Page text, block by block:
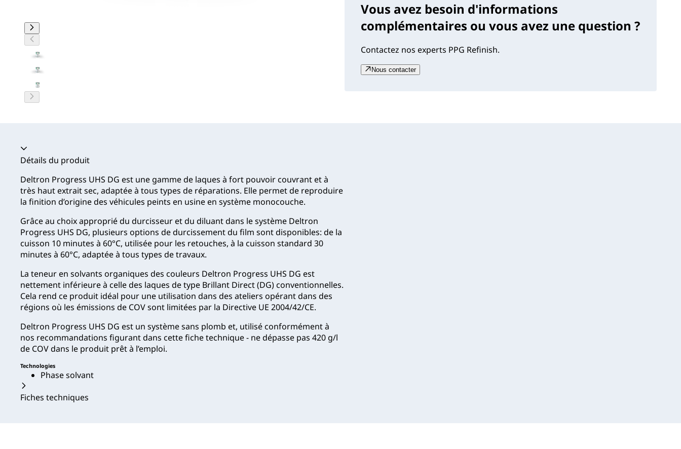
Vous avez besoin d'informations
complémentaires ou vous avez une question ?
Contactez nos experts PPG Refinish.
Nous contacter
Accordéon fermé
Détails du produit
Deltron Progress UHS DG est une gamme de laques à fort pouvoir couvrant et à
très haut extrait sec, adaptée à tous types de réparations. Elle permet de reproduire
la finition d’origine des véhicules peints en usine en système monocouche.
Grâce au choix approprié du durcisseur et du diluant dans le système Deltron
Progress UHS DG, plusieurs options de durcissement du film sont disponibles: de la
cuisson 10 minutes à 60°C, utilisée pour les retouches, à la cuisson standard 30
minutes à 60°C, adaptée à tous types de travaux.
La teneur en solvants organiques des couleurs Deltron Progress UHS DG est
nettement inférieure à celle des laques de type Brillant Direct (DG) conventionnelles.
Cela rend ce produit idéal pour une utilisation dans des ateliers opérant dans des
régions où les émissions de COV sont limitées par la Directive UE 2004/42/CE.
Deltron Progress UHS DG est un système sans plomb et, utilisé conformément à
nos recommandations figurant dans cette fiche technique - ne dépasse pas 420 g/l
de COV dans le produit prêt à l’emploi.
Technologies
Phase solvant
Fiches techniques